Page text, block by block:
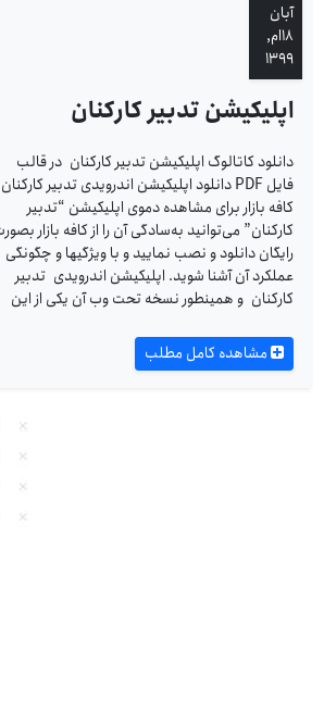
آبان
۱۸ام,
۱۳۹۹
اپلیکیشن تدبیر کارکنان
دانلود کاتالوگ اپلیکیشن تدبیر کارکنان در قالب
فایل PDF دانلود اپلیکیشن اندرویدی تدبیر کارکنان از
کافه بازار برای مشاهده دموی اپلیکیشن “تدبیر
کارکنان” می‌توانید به‌سادگی آن را از کافه بازار بصورت
رایگان دانلود و نصب نمایید و با ویژگیها و چگونگی
عملکرد آن آشنا شوید.‌ اپلیکیشن اندرویدی تدبیر
کارکنان و همینطور نسخه تحت وب آن یکی از این
مشاهده کامل مطلب